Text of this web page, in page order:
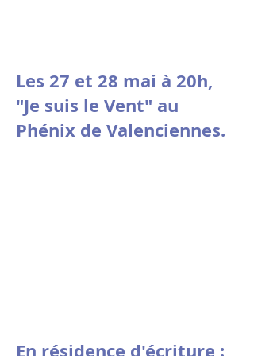
Les 27 et 28 mai à 20h,
"Je suis le Vent" au
Phénix de Valenciennes.